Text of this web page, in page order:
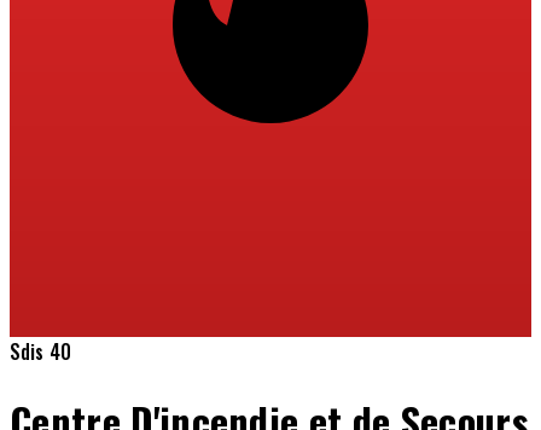
Sdis 40